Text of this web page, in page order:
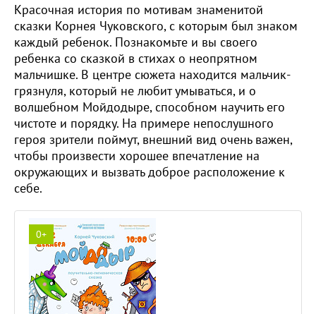
Красочная история по мотивам знаменитой
сказки Корнея Чуковского, с которым был знаком
каждый ребенок. Познакомьте и вы своего
ребенка со сказкой в стихах о неопрятном
мальчишке. В центре сюжета находится мальчик-
грязнуля, который не любит умываться, и о
волшебном Мойдодыре, способном научить его
чистоте и порядку. На примере непослушного
героя зрители поймут, внешний вид очень важен,
чтобы произвести хорошее впечатление на
окружающих и вызвать доброе расположение к
себе.
0+